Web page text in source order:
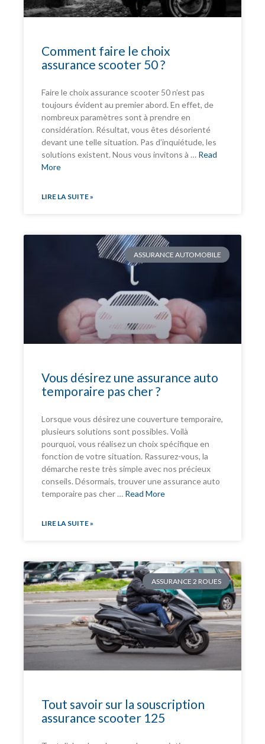
Comment faire le choix
assurance scooter 50 ?
Faire le choix assurance scooter 50 n’est pas
toujours évident au premier abord. En effet, de
nombreux paramètres sont à prendre en
considération. Résultat, vous êtes désorienté
devant une telle situation. Pas d’inquiétude, les
solutions existent. Nous vous invitons à … Read
More
LIRE LA SUITE »
ASSURANCE AUTOMOBILE
Vous désirez une assurance auto
temporaire pas cher ?
Lorsque vous désirez une couverture temporaire,
plusieurs solutions sont possibles. Voilà
pourquoi, vous réalisez un choix spécifique en
fonction de votre situation. Rassurez-vous, la
démarche reste très simple avec nos précieux
conseils. Désormais, trouver une assurance auto
temporaire pas cher … Read More
LIRE LA SUITE »
ASSURANCE 2 ROUES
Tout savoir sur la souscription
assurance scooter 125